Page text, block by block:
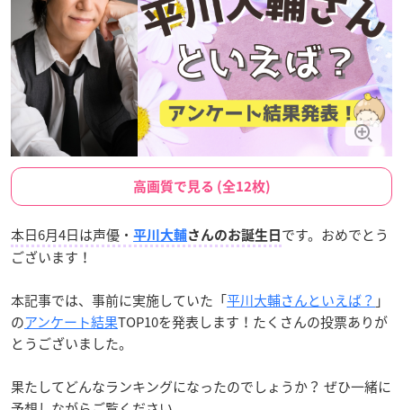
高画質で見る (全12枚)
本日6月4日は声優・ 平川大輔さんのお誕生日 です。おめでとう
ございます！
本記事では、事前に実施していた「平川大輔さんといえば？ 」
のアンケート結果TOP10を発表します！たくさんの投票ありが
とうございました。
果たしてどんなランキングになったのでしょうか？ ぜひ一緒に